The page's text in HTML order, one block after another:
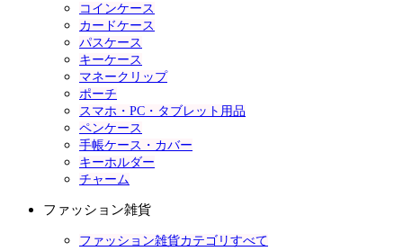
コインケース
カードケース
パスケース
キーケース
マネークリップ
ポーチ
スマホ・PC・タブレット用品
ペンケース
手帳ケース・カバー
キーホルダー
チャーム
ファッション雑貨
ファッション雑貨カテゴリすべて